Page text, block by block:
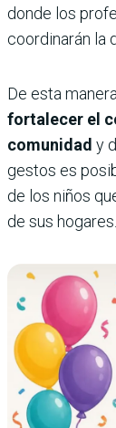
donde los
coordinarán la
De esta
fortalecer el
comunidad y
gestos es
de los niños
de sus hogares.